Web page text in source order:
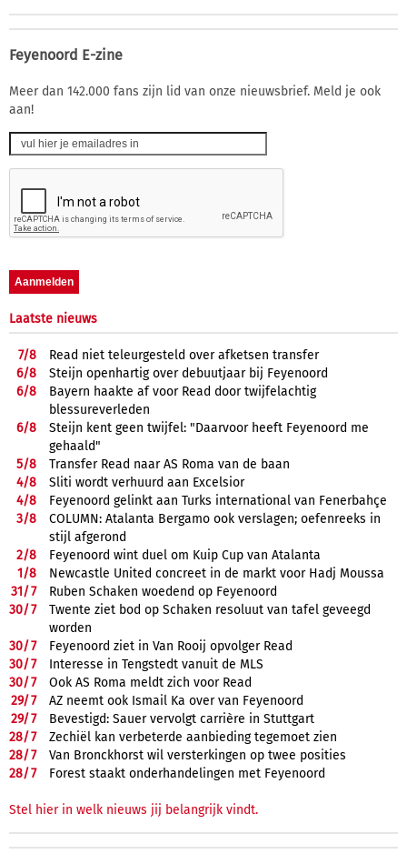
Feyenoord E-zine
Meer dan 142.000 fans zijn lid van onze nieuwsbrief. Meld je ook
aan!
Laatste nieuws
7/8
Read niet teleurgesteld over afketsen transfer
6/8
Steijn openhartig over debuutjaar bij Feyenoord
6/8
Bayern haakte af voor Read door twijfelachtig
blessureverleden
6/8
Steijn kent geen twijfel: "Daarvoor heeft Feyenoord me
gehaald"
5/8
Transfer Read naar AS Roma van de baan
4/8
Sliti wordt verhuurd aan Excelsior
4/8
Feyenoord gelinkt aan Turks international van Fenerbahçe
3/8
COLUMN: Atalanta Bergamo ook verslagen; oefenreeks in
stijl afgerond
2/8
Feyenoord wint duel om Kuip Cup van Atalanta
1/8
Newcastle United concreet in de markt voor Hadj Moussa
31/7
Ruben Schaken woedend op Feyenoord
30/7
Twente ziet bod op Schaken resoluut van tafel geveegd
worden
30/7
Feyenoord ziet in Van Rooij opvolger Read
30/7
Interesse in Tengstedt vanuit de MLS
30/7
Ook AS Roma meldt zich voor Read
29/7
AZ neemt ook Ismail Ka over van Feyenoord
29/7
Bevestigd: Sauer vervolgt carrière in Stuttgart
28/7
Zechiël kan verbeterde aanbieding tegemoet zien
28/7
Van Bronckhorst wil versterkingen op twee posities
28/7 Forest staakt onderhandelingen met Feyenoord
Stel hier in welk nieuws jij belangrijk vindt.